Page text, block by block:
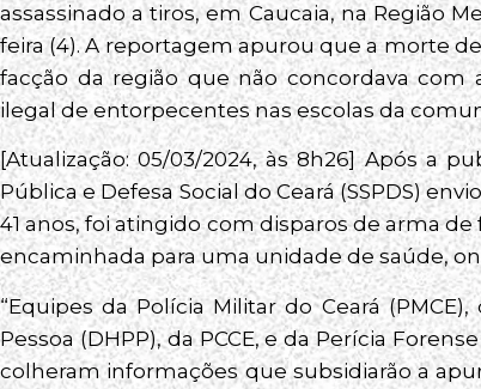
assassinado a tiros, em Caucaia, na Região
feira (4). A reportagem apurou que a morte
facção da região que não concordava
ilegal de entorpecentes nas escolas da
[Atualização: 05/03/2024, às 8h26] Após a
Pública e Defesa Social do Ceará (SSPDS)
41 anos, foi atingido com disparos de arma
encaminhada para uma unidade de saúde,
“Equipes da Polícia Militar do Ceará
Pessoa (DHPP), da PCCE, e da Perícia
colheram informações que subsidiarão a